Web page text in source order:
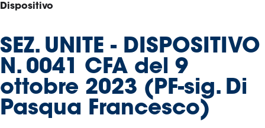
Tecnici
Paralimpico
Serie
A
Women
B
Dispositivo
SEZ. UNITE - DISPOSITIVO
N. 0041 CFA del 9
ottobre 2023 (PF-sig. Di
Pasqua Francesco)